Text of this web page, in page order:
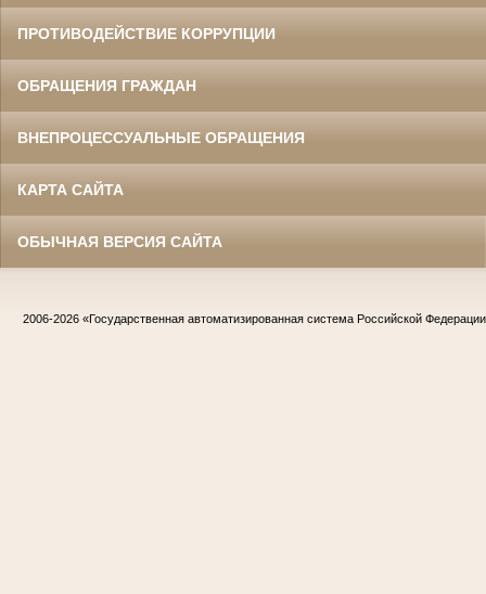
ПРОТИВОДЕЙСТВИЕ КОРРУПЦИИ
ОБРАЩЕНИЯ ГРАЖДАН
ВНЕПРОЦЕССУАЛЬНЫЕ ОБРАЩЕНИЯ
КАРТА САЙТА
ОБЫЧНАЯ ВЕРСИЯ САЙТА
2006-2026 «Государственная автоматизированная система Российской